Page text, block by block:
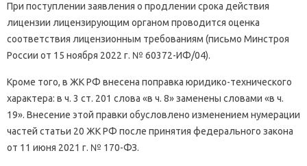
При поступлении заявления о продлении срока действия
лицензии лицензирующим органом проводится оценка
соответствия лицензионным требованиям (письмо Минстроя
России от 15 ноября 2022 г. № 60372-ИФ/04).
Кроме того, в ЖК РФ внесена поправка юридико-технического
характера: в ч. 3 ст. 201 слова «в ч. 8» заменены словами «в ч.
19». Внесение этой правки обусловлено изменением нумерации
частей статьи 20 ЖК РФ после принятия федерального закона
от 11 июня 2021 г. № 170-ФЗ.